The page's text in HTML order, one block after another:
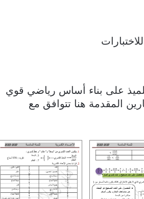
على بناء أساس رياضي قوي
المقدمة هنا تتوافق مع